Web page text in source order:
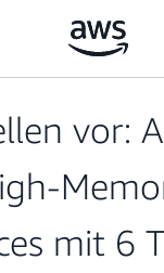
vor:
mit 6